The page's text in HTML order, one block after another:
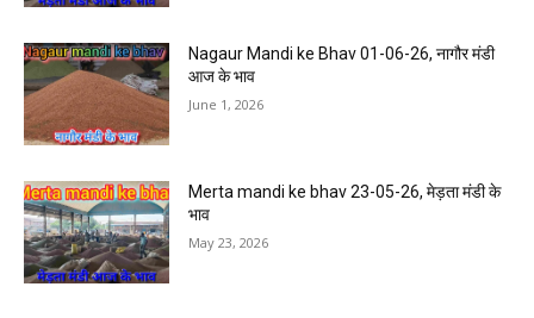
Nagaur Mandi ke Bhav 01-06-26, नागौर मंडी
आज के भाव
June 1, 2026
Merta mandi ke bhav 23-05-26, मेड़ता मंडी के
भाव
May 23, 2026